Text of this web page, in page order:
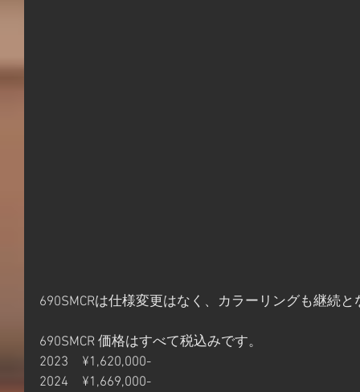
690SMCRは仕様変更はなく、カラーリングも継続
690SMCR 価格はすべて税込みです。
2023　¥1,620,000-
2024　¥1,669,000-